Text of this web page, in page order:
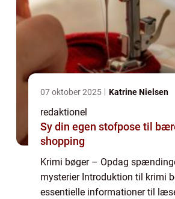
07 oktober 2025 Katrine Nielsen
redaktionel
Sy din egen stofpose til
shopping
Krimi bøger – Opdag
mysterier Introduktion til krimi
essentielle informationer til